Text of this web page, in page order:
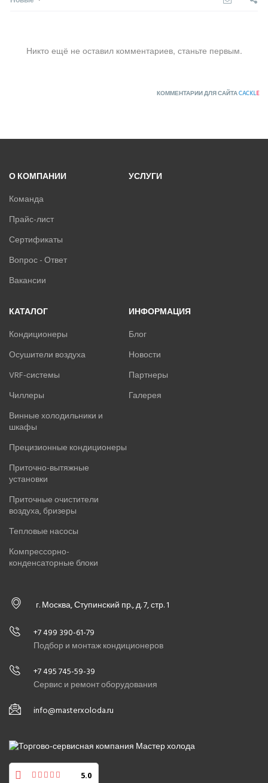
Никто ещё не оставил комментариев, станьте первым.
КОММЕНТАРИИ ДЛЯ САЙТАCACKLE
О КОМПАНИИ
Команда
Прайс-лист
Сертификаты
Вопрос - Ответ
Вакансии
УСЛУГИ
КАТАЛОГ
Кондиционеры
Осушители воздуха
VRF-системы
Чиллеры
Винные холодильники и
шкафы
Прецизионные кондиционеры
Приточно-вытяжные
установки
Приточные очистители
воздуха, бризеры
Тепловые насосы
Компрессорно-
конденсаторные блоки
ИНФОРМАЦИЯ
Блог
Новости
Партнеры
Галерея
г. Москва, Ступинский пр., д. 7, стр. 1
+7 499 390-61-79
Подбор и монтаж кондиционеров
+7 495 745-59-39
Сервис и ремонт оборудования
info@masterxoloda.ru
5.0